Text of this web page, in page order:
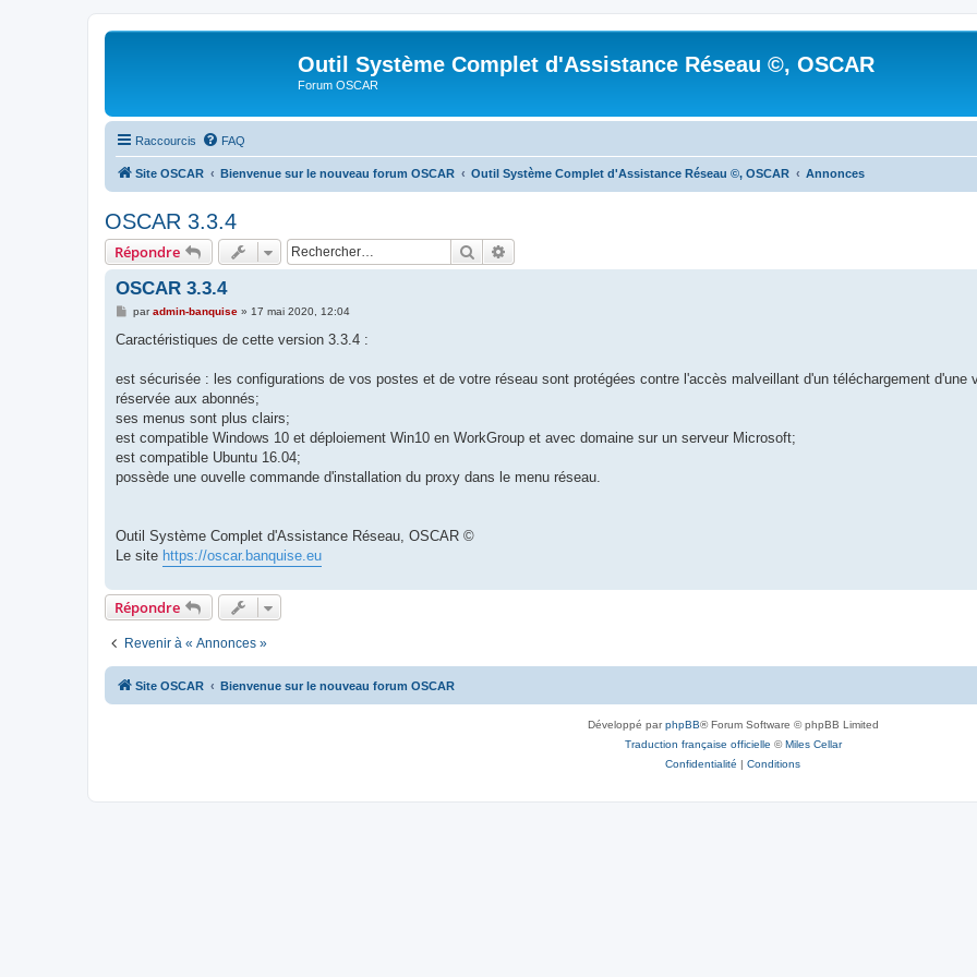
Outil Système Complet d'Assistance Réseau ©, OSCAR
Forum OSCAR
Raccourcis FAQ
Site OSCAR Bienvenue sur le nouveau forum OSCAR Outil Système Complet d'Assistance Réseau ©, OSCAR Annonces
OSCAR 3.3.4
Répondre Rechercher
OSCAR 3.3.4
M
s
g
paradmin-banquise» 17 mai 2020, 12:04
Caractéristiques de cette version 3.3.4 :
est sécurisée : les configurations de vos postes et de votre réseau sont protégées contre l'accès malveillant d'un téléchargement d'une
réservée aux abonnés;
ses menus sont plus clairs;
est compatible Windows 10 et déploiement Win10 en WorkGroup et avec domaine sur un serveur Microsoft;
est compatible Ubuntu 16.04;
possède une ouvelle commande d'installation du proxy dans le menu réseau.
Outil Système Complet d'Assistance Réseau, OSCAR ©
Le site https://oscar.banquise.eu
Répondre
Revenir à « Annonces »
Site OSCAR Bienvenue sur le nouveau forum OSCAR
Développé parphpBB® Forum Software © phpBB Limited
Traduction française officielle ©Miles Cellar
Confidentialité | Conditions